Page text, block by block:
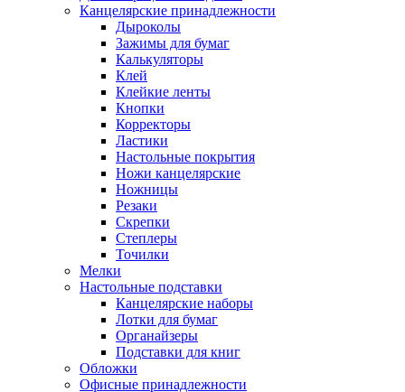
Канцелярские принадлежности
Дыроколы
Зажимы для бумаг
Калькуляторы
Клей
Клейкие ленты
Кнопки
Корректоры
Ластики
Настольные покрытия
Ножи канцелярские
Ножницы
Резаки
Скрепки
Степлеры
Точилки
Мелки
Настольные подставки
Канцелярские наборы
Лотки для бумаг
Органайзеры
Подставки для книг
Обложки
Офисные принадлежности